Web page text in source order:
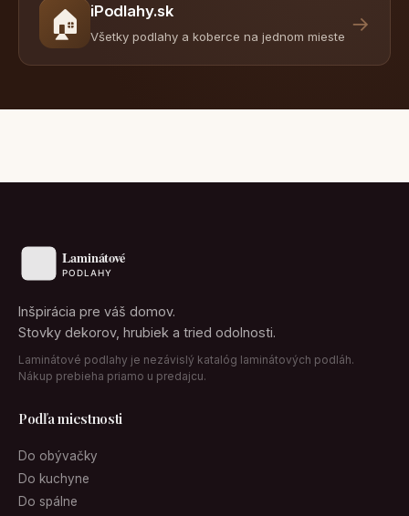
🏠 iPodlahy.sk
Všetky podlahy a koberce na jednom mieste
→
Inšpirácia pre váš domov.
Stovky dekorov, hrubiek a tried odolnosti.
Laminátové podlahy je nezávislý katalóg laminátových podláh.
Nákup prebieha priamo u predajcu.
Podľa miestnosti
Do obývačky
Do kuchyne
Do spálne